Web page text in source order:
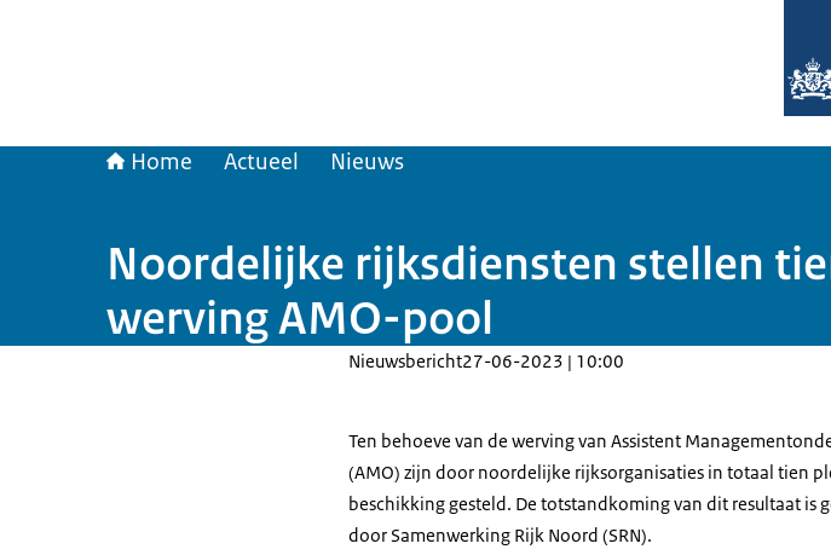
Home Actueel Nieuws
Noordelijke rijksdiensten stellen
werving AMO-pool
Nieuwsbericht27-06-2023 | 10:00
Ten behoeve van de werving van Assistent
(AMO) zijn door noordelijke rijksorganisaties in totaal tien
beschikking gesteld. De totstandkoming van dit resultaat is
door Samenwerking Rijk Noord (SRN).